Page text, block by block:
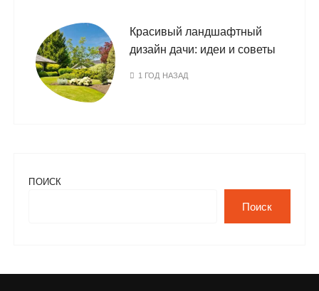
Красивый ландшафтный
дизайн дачи: идеи и советы
1 ГОД НАЗАД
ПОИСК
Поиск